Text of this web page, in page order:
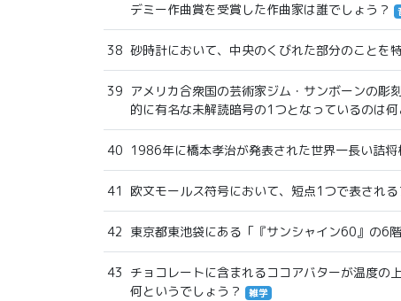
デミー作曲賞を受賞した作曲家は誰でしょう？
38 砂時計において、中央のくびれた部分のことを
39 アメリカ合衆国の芸術家ジム・サンボーンの
的に有名な未解読暗号の1つとなっているのは何
40 1986年に橋本孝治が発表された世界一長い詰
41 欧文モールス符号において、短点1つで表され
42 東京都東池袋にある「『サンシャイン60』の6
43 チョコレートに含まれるココアバターが温度の
何というでしょう？
雑学